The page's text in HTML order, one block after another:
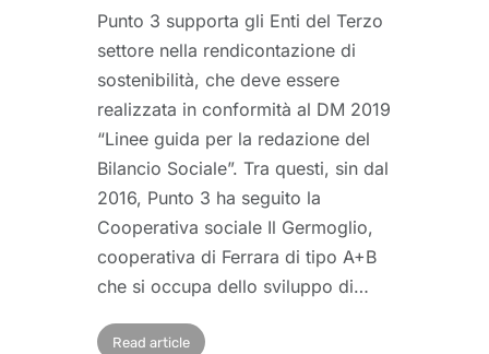
Punto 3 supporta gli Enti del Terzo
settore nella rendicontazione di
sostenibilità, che deve essere
realizzata in conformità al DM 2019
“Linee guida per la redazione del
Bilancio Sociale”. Tra questi, sin dal
2016, Punto 3 ha seguito la
Cooperativa sociale Il Germoglio,
cooperativa di Ferrara di tipo A+B
che si occupa dello sviluppo di…
Read article